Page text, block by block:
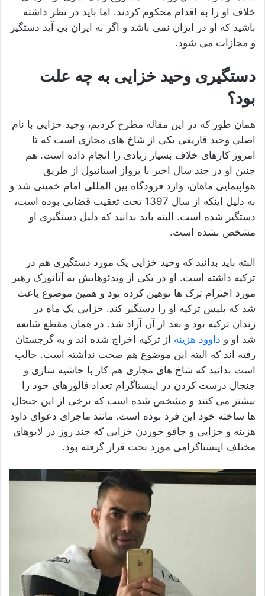
خلاف او را به اقدام محکوم کردند. اما باید در نظر داشته
باشید که او در ایران نمی باشد و اگر به ایران بی آید دستگیر
و مجازات می شود.
دستگیری وحید خزایی به چه علت
بود؟
همان طور که در این مقاله مطرح کردیم، وحید خزایی با نام
اصلی وحید قاریقی یکی از شاخ های مجازی است که تا
امروز کارهای خلاف بسیار زیادی را انجام داده است. هم
چنین او در چند سال اخیر با پرواز استانبول از طریق
هواپیمایی ماهان، وارد فرودگاه بین‌ المللی امام خمینی شد و
به‌ دلیل اینکه از سال 1397 تحت تعقیب قضایی بوده است،
دستگیر شده است. البته باید بدانید که دلیل دستگیری او
مشخص نشده است.
البته باید بدانید که وحید خزایی یک مورد دستگیری هم در
ترکیه داشته است. او در یکی از ویدئوهایش به آتاتورک رهبر
مورد احترام ترک‌ ها توهین کرده بود و همین موضوع باعث
شد که پلیس ترکیه او را دستگیر کند. خزایی یک‌ ماه در
زندان ترکیه بود و بعد از آن آزاد شد. در همان مقطع شایعه
شد او و داوود هزینه از ترکیه اخراج شده‌ اند و به گرجستان
رفته‌ اند که البته این موضوع هم صحت نداشته است. جالب
است بدانید که شاخ های مجازی هم کار با حاشیه سازی و
جنجال درست کردن در اینستاگرام تعداد فالورهای خود را
بیشتر می کنند و مشخص شده است که برخی از این جنجال‌
ها ساخته خود این فرد بوده است. مانند ماجرای دعوای داود
هزینه و خزایی و چاقو خوردن خزایی که چند روز در لایوهای
مختلف اینستاگرامی مورد بحث قرار گرفته بود.